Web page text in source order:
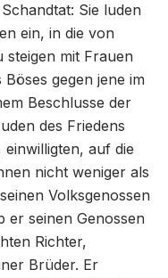
Sie luden
ein, in die von
steigen mit Frauen
gegen jene im
Beschlusse der
des Friedens
auf die
nicht weniger als
Volksgenossen
er seinen Genossen
Richter,
Brüder. Er